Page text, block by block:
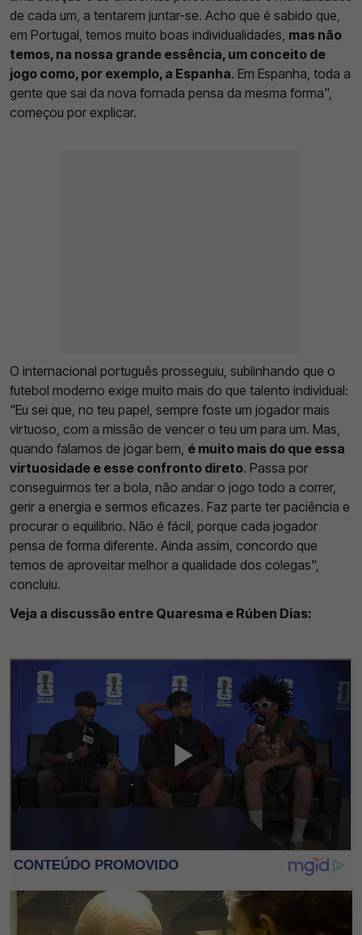
de cada um, a tentarem juntar-se. Acho que é sabido que,
em Portugal, temos muito boas individualidades, mas não
temos, na nossa grande essência, um conceito de
jogo como, por exemplo, a Espanha. Em Espanha, toda a
gente que sai da nova fornada pensa da mesma forma",
começou por explicar.
O internacional português prosseguiu, sublinhando que o
futebol moderno exige muito mais do que talento individual:
"Eu sei que, no teu papel, sempre foste um jogador mais
virtuoso, com a missão de vencer o teu um para um. Mas,
quando falamos de jogar bem, é muito mais do que essa
virtuosidade e esse confronto direto. Passa por
conseguirmos ter a bola, não andar o jogo todo a correr,
gerir a energia e sermos eficazes. Faz parte ter paciência e
procurar o equilíbrio. Não é fácil, porque cada jogador
pensa de forma diferente. Ainda assim, concordo que
temos de aproveitar melhor a qualidade dos colegas",
concluiu.
Veja a discussão entre Quaresma e Rúben Dias: